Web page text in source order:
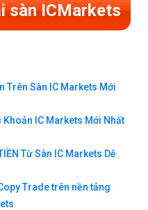
sàn ICMarkets
Trên Sàn IC Markets Mới
Khoản IC Markets Mới Nhất
Từ Sàn IC Markets Dễ
Trade trên nền tảng